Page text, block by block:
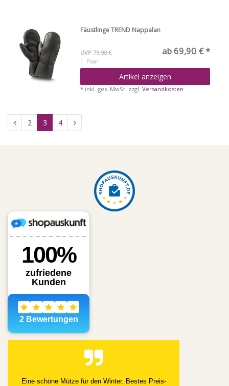
Fäustlinge TREND Nappalan
UVP 79,90 € ab 69,90 € *
1 Paar
Artikel anzeigen
* inkl. ges. MwSt. zzgl.Versandkosten
2 3 4
Eine schöne Mütze für den Winter. Bestes Preis-